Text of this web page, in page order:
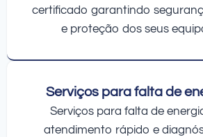
certificado garantindo
e proteção dos seus
Serviços para falta de
Serviços para falta de
atendimento rápido e